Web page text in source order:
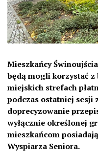
Mieszkańcy
będą mogli korzystać z
miejskich strefach
podczas ostatniej sesji
doprecyzowanie
wyłącznie określonej
mieszkańcom
Wyspiarza Seniora.